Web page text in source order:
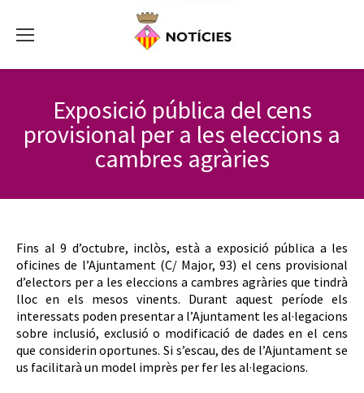
Exposició pública del cens
provisional per a les eleccions a
cambres agràries
Fins al 9 d’octubre, inclòs, està a exposició pública a les
oficines de l’Ajuntament (C/ Major, 93) el cens provisional
d’electors per a les eleccions a cambres agràries que tindrà
lloc en els mesos vinents. Durant aquest període els
interessats poden presentar a l’Ajuntament les al·legacions
sobre inclusió, exclusió o modificació de dades en el cens
que considerin oportunes. Si s’escau, des de l’Ajuntament se
us facilitarà un model imprès per fer les al·legacions.